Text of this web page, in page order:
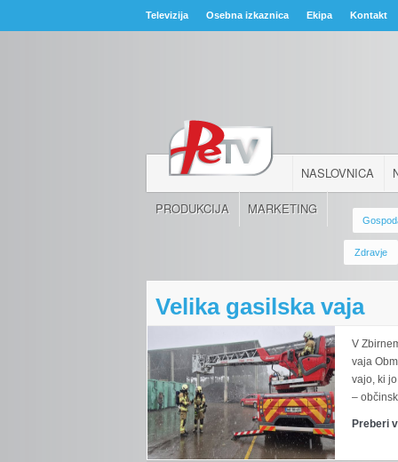
Televizija Osebna izkaznica Ekipa Kontakt
NASLOVNICA
PRODUKCIJA MARKETING
Zdravje
Velika gasilska vaja
V
vaja
vajo, ki
–
Preberi